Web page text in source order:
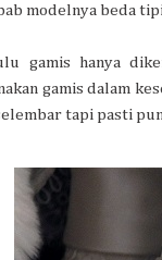
modelnya beda
gamis hanya
gamis dalam
tapi pasti